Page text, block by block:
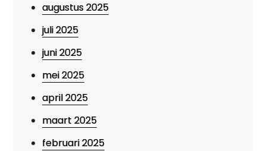
augustus 2025
juli 2025
juni 2025
mei 2025
april 2025
maart 2025
februari 2025